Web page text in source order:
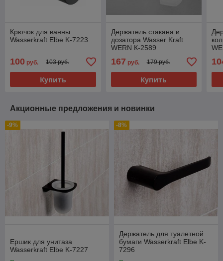
Крючок для ванны
Wasserkraft Elbe K-7223
100 руб. 103 руб.
Купить
Держатель стакана и
дозатора Wasser Kraft
WERN К-2589
167 руб. 179 руб.
Купить
Акционные предложения и новинки
-9%
Ершик для унитаза
Wasserkraft Elbe K-7227
-8%
Держатель для туалетной
бумаги Wasserkraft Elbe K-
7296